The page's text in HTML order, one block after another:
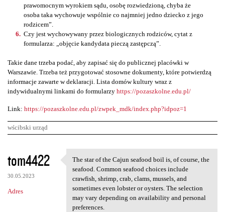
prawomocnym wyrokiem sądu, osobę rozwiedzioną, chyba że
osoba taka wychowuje wspólnie co najmniej jedno dziecko z jego
rodzicem”.
Czy jest wychowywany przez biologicznych rodziców, cytat z
formularza: „objęcie kandydata pieczą zastępczą”.
Takie dane trzeba podać, aby zapisać się do publicznej placówki w
Warszawie. Trzeba też przygotować stosowne dokumenty, które potwierdzą
informacje zawarte w deklaracji. Lista domów kultury wraz z
indywidualnymi linkami do formularzy https://pozaszkolne.edu.pl/
Link: https://pozaszkolne.edu.pl/zwpek_mdk/index.php?idpoz=1
wścibski urząd
K
o
m
e
tom4422
30.05.2023
Adres
The star of the Cajun seafood
The star of the Cajun seafood boil is, of course, the
seafood. Common seafood choices include
crawfish, shrimp, crab, clams, mussels, and
sometimes even lobster or oysters. The selection
may vary depending on availability and personal
preferences.